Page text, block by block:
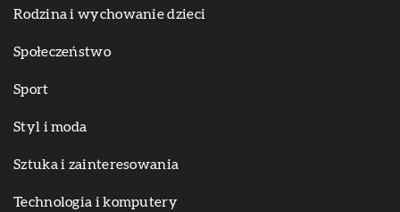
Rodzina i wychowanie dzieci
Społeczeństwo
Sport
Styl i moda
Sztuka i zainteresowania
Technologia i komputery